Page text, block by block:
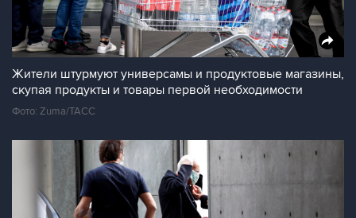
Жители штурмуют универсамы и продуктовые магазины,
скупая продукты и товары первой необходимости
Фото: Zuma/ТАСС